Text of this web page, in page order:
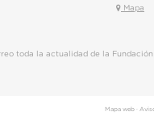
Mapa
toda la actualidad de la
Mapa web·